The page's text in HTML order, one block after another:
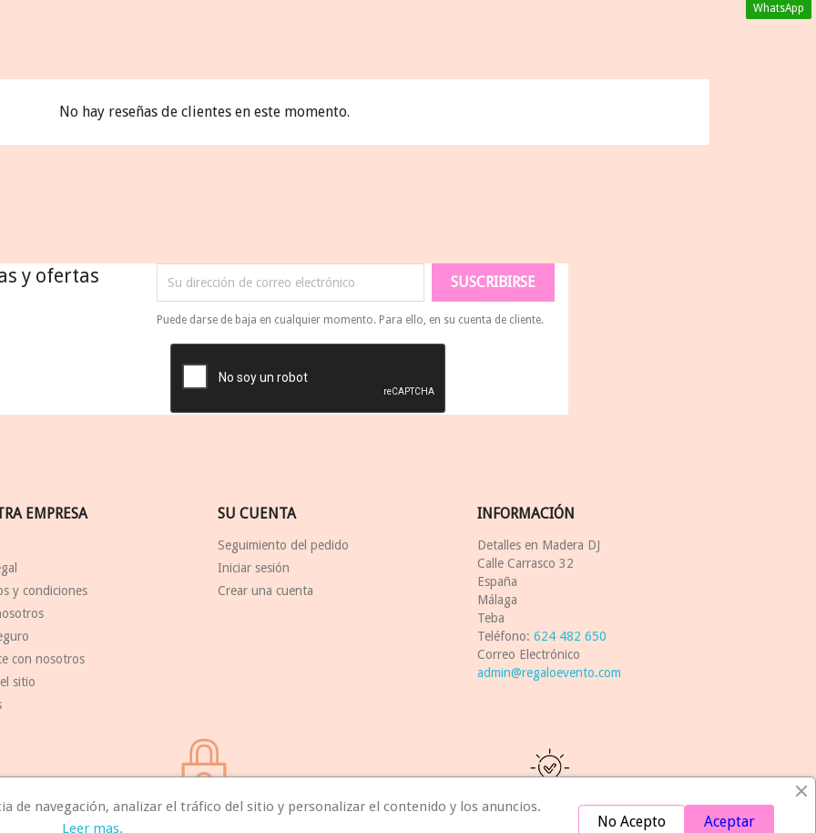
No hay reseñas de clientes en este momento.
y ofertas
Puede darse de baja en cualquier momento. Para ello, en su cuenta de cliente.
EMPRESA
y condiciones
con nosotros
sitio
SU CUENTA
Seguimiento del pedido
Iniciar sesión
Crear una cuenta
INFORMACIÓN
Detalles en Madera DJ
Calle Carrasco 32
España
Málaga
Teba
Teléfono: 624 482 650
Correo Electrónico
admin@regaloevento.com
WhatsApp
Seguridad Idea
de navegación, analizar el tráfico del sitio y personalizar el contenido y los anuncios.
Leer mas.
Aceptar
No Acepto